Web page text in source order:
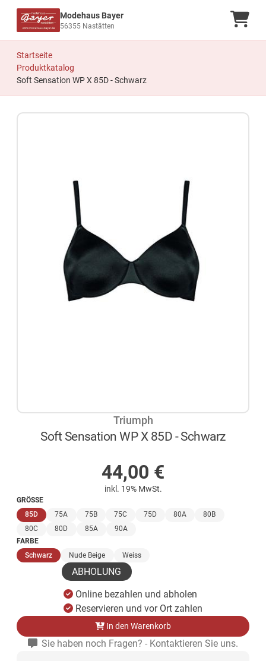
Modehaus Bayer
56355 Nastätten
Startseite
Produktkatalog
Soft Sensation WP X 85D - Schwarz
Triumph
Soft Sensation WP X 85D - Schwarz
44,00 €
inkl. 19% MwSt.
GRÖSSE
85D(ausgewählt)
75A 75B 75C 75D 80A
80B
80C
80D 85A
90A
FARBE
Schwarz(ausgewählt)
Nude Beige Weiss
ABHOLUNG
Online bezahlen und abholen
Reservieren und vor Ort zahlen
In den Warenkorb
Sie haben noch Fragen? - Kontaktieren Sie uns.